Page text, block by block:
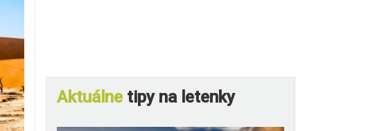
Aktuálne tipy na letenky